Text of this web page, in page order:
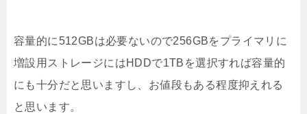
容量的に512GBは必要ないので256GBをプライマリに
増設用ストレージにはHDDで1TBを選択すれば容量的
にも十分だと思いますし、お値段もある程度抑えれる
と思います。